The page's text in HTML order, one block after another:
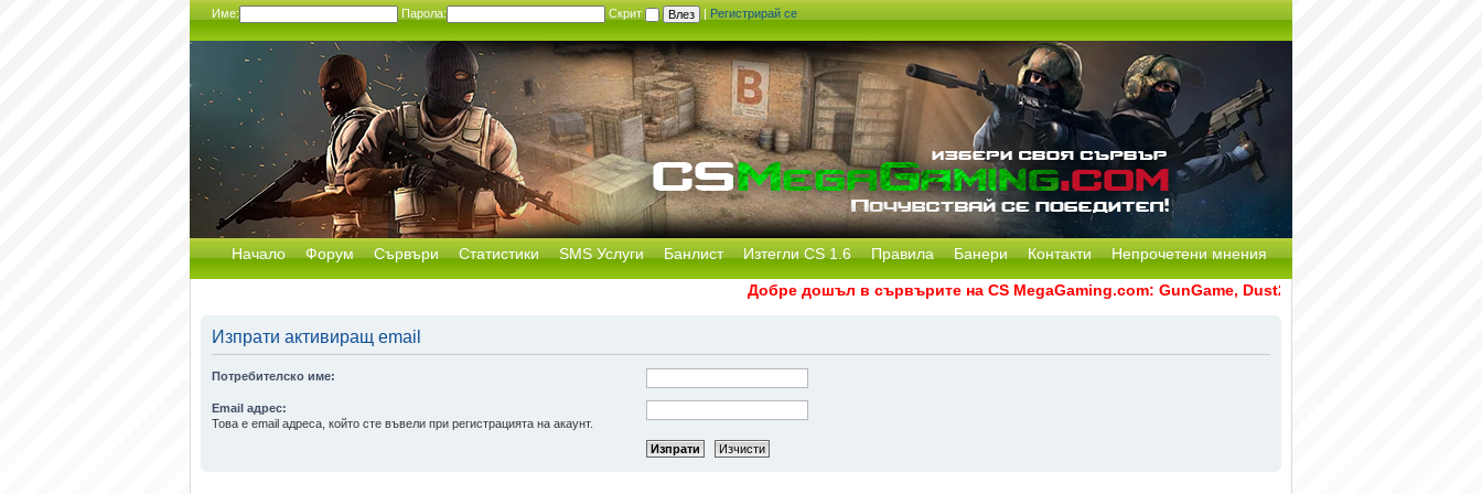
Име: Парола: Скрит | Регистрирай се
Начало Форум Сървъри Статистики SMS Услуги Банлист Изтегли CS 1.6 Правила Банери Контакти Непрочетени мнения
Добре дошъл в сървърите на CS MegaGaming.com: GunGame, Dust2, CS:GO Remake [Multi-
Изпрати активиращ email
Потребителско име:
Email адрес:
Това е email адреса, който сте въвели при регистрацията на акаунт.